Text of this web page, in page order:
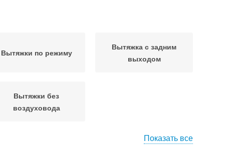
Вытяжки по режиму
Вытяжка с задним
выходом
Вытяжки без
воздуховода
Показать все